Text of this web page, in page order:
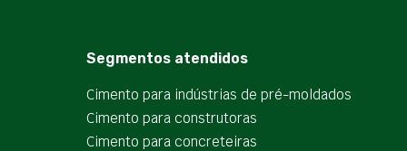
Segmentos atendidos
Cimento para indústrias de pré-moldados
Cimento para construtoras
Cimento para concreteiras